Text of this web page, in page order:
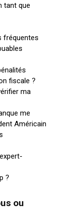
tant que
fréquentes
fiscale ?
ma
me
Américain
?
ou